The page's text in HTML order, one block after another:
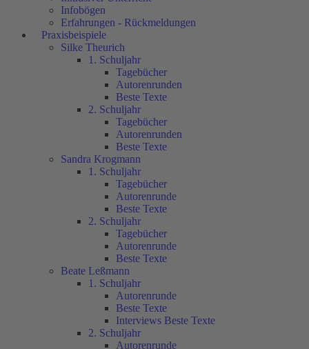
Infobögen
Erfahrungen - Rückmeldungen
Praxisbeispiele
Silke Theurich
1. Schuljahr
Tagebücher
Autorenrunden
Beste Texte
2. Schuljahr
Tagebücher
Autorenrunden
Beste Texte
Sandra Krogmann
1. Schuljahr
Tagebücher
Autorenrunde
Beste Texte
2. Schuljahr
Tagebücher
Autorenrunde
Beste Texte
Beate Leßmann
1. Schuljahr
Autorenrunde
Beste Texte
Interviews Beste Texte
2. Schuljahr
Autorenrunde